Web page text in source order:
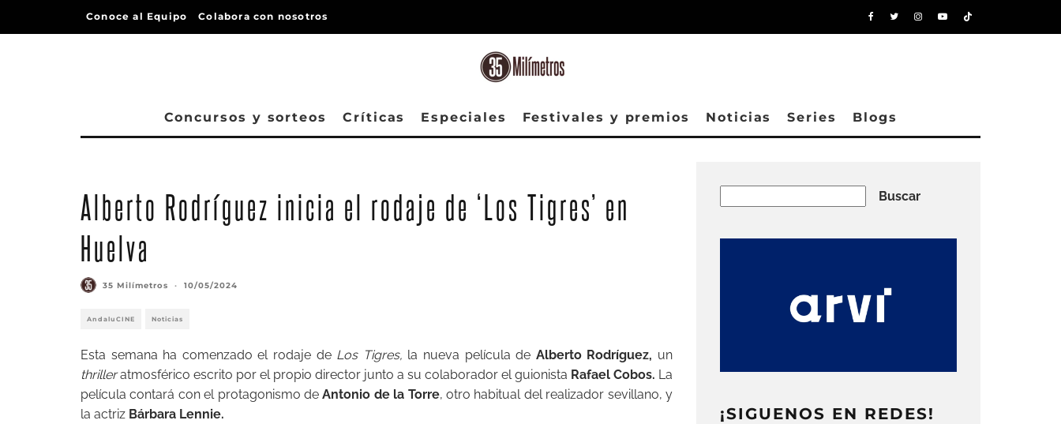
Conoce al Equipo Colabora con nosotros
Concursos y sorteos Críticas Especiales Festivales y premios Noticias Series Blogs
Alberto Rodríguez inicia el rodaje de ‘Los Tigres’ en
Huelva
35 Milímetros · 10/05/2024
AndaluCINE Noticias
Esta semana ha comenzado el rodaje deLos Tigres, la nueva película de Alberto Rodríguez, un
thrilleratmosférico escrito por el propio director junto a su colaborador el guionista Rafael Cobos. La
película contará con el protagonismo deAntonio de la Torre, otro habitual del realizador sevillano, y
la actriz Bárbara Lennie.
Buscar
¡SIGUENOS EN REDES!